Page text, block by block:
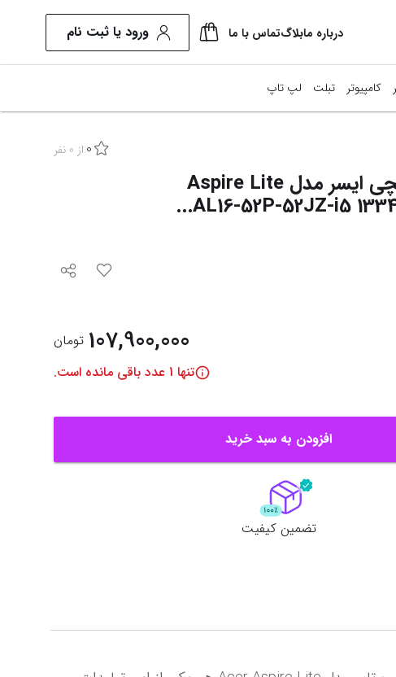
درباره مابلاگتماس با ما ورود یا ثبت نام
کامپیوتر
قطعات کامپیوتر
آل این وان
تبلت لپ تاپ
0 از 0 نفر
لپ تاپ 16 اینچی ایسر مدل Aspire Lite
AL16-52P-52JZ-i5
107,900,000 تومان
تنها 1 عدد باقی مانده است.
افزودن به سبد خرید
تضمین کیفیت